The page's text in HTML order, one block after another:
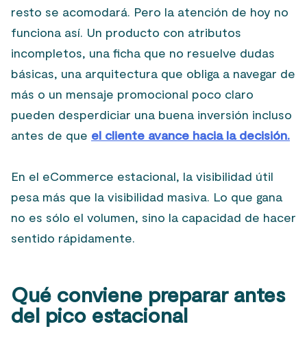
resto se acomodará. Pero la atención de hoy no
funciona así. Un producto con atributos
incompletos, una ficha que no resuelve dudas
básicas, una arquitectura que obliga a navegar de
más o un mensaje promocional poco claro
pueden desperdiciar una buena inversión incluso
antes de que el cliente avance hacia la decisión.
En el eCommerce estacional, la visibilidad útil
pesa más que la visibilidad masiva. Lo que gana
no es sólo el volumen, sino la capacidad de hacer
sentido rápidamente.
Qué conviene preparar antes
del pico estacional